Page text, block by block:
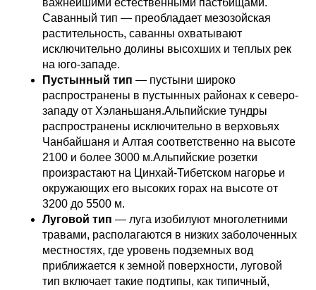
важнейшими естественными пастбищами.
Саванный тип — преобладает мезозойская
растительность, саванны охватывают
исключительно долины высохших и теплых рек
на юго-западе.
Пустынный тип — пустыни широко
распространены в пустынных районах к северо-
западу от Хэланьшаня.Альпийские тундры
распространены исключительно в верховьях
Чанбайшаня и Алтая соответственно на высоте
2100 и более 3000 м.Альпийские розетки
произрастают на Цинхай-Тибетском нагорье и
окружающих его высоких горах на высоте от
3200 до 5500 м.
Луговой тип — луга изобилуют многолетними
травами, располагаются в низких заболоченных
местностях, где уровень подземных вод
приближается к земной поверхности, луговой
тип включает такие подтипы, как типичный,